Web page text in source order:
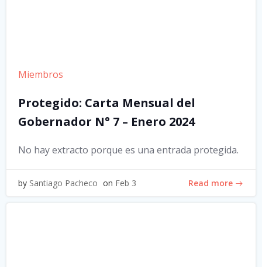
Miembros
Protegido: Carta Mensual del
Gobernador N° 7 – Enero 2024
No hay extracto porque es una entrada protegida.
by Santiago Pacheco on Feb 3 Read more